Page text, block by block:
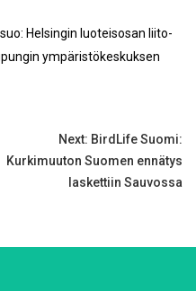
Helsingin luoteisosan liito-
ympäristökeskuksen
Next: BirdLife Suomi:
Kurkimuuton Suomen ennätys
laskettiin Sauvossa